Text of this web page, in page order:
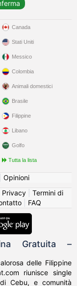
Canada
Stati Uniti
Messico
Colombia
Animali domestici
Brasile
Filippine
Libano
Golfo
Tutta la lista
Opinioni
Privacy| Termini di
| FAQ
Gratuita –
delle Filippine
riunisce single
Cebu, e comunità